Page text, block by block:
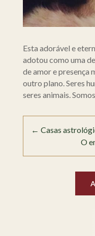
Esta adorável e
adotou como uma
de amor e presença
outro plano. Seres
seres animais.
← Casas
O